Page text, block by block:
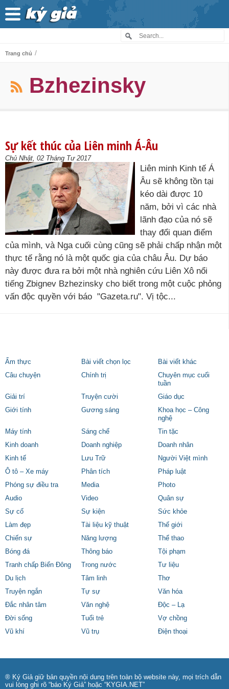
Trang chủ /
Bzhezinsky
Sự kết thúc của Liên minh Á-Âu
Chủ Nhật, 02 Tháng Tư 2017
Liên minh Kinh tế Á
Âu sẽ không tồn tại
kéo dài được 10
năm, bởi vì các nhà
lãnh đạo của nó sẽ
thay đổi quan điểm
của mình, và Nga cuối cùng cũng sẽ phải chấp nhận một
thực tế rằng nó là một quốc gia của châu Âu. Dự báo
này được đưa ra bởi một nhà nghiên cứu Liên Xô nổi
tiếng Zbignev Bzhezinsky cho biết trong một cuộc phỏng
vấn độc quyền với báo "Gazeta.ru". Vị tộc...
Ẩm thực Bài viết chọn lọc
Bài viết khác
Câu chuyện
Chính trị
Chuyên mục cuối
tuần
Giải trí
Truyện cười
Giáo dục
Giới tính
Gương sáng
Khoa học – Công
nghệ
Máy tính
Sáng chế
Tin tặc
Kinh doanh
Doanh nghiệp
Doanh nhân
Kinh tế
Lưu Trữ
Người Việt mình
Ô tô – Xe máy
Phân tích
Pháp luật
Phóng sự điều tra
Media
Photo
Audio
Video
Quân sự
Sự cố
Sự kiện
Sức khỏe
Làm đẹp
Tài liệu kỹ thuật
Thế giới
Chiến sự
Năng lượng
Thể thao
Bóng đá
Thông báo
Tội phạm
Tranh chấp Biển Đông
Trong nước
Tư liệu
Du lịch
Tâm linh
Thơ
Truyện ngắn
Tự sự
Văn hóa
Đắc nhân tâm
Văn nghệ
Độc – Lạ
Đời sống
Tuổi trẻ
Vợ chồng
Vũ khí
Vũ trụ Điện thoại
® Ký Giả giữ bản quyền nội dung trên toàn bộ website này, mọi trích dẫn
vui lòng ghi rõ “báo Ký Giả” hoặc “KYGIA.NET”